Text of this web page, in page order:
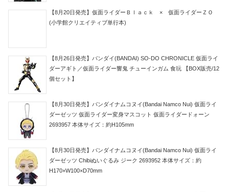
【8月20日発売】仮面ライダーＢｌａｃｋ × 仮面ライダーＺＯ
(小学館クリエイティブ単行本)
【8月26日発売】バンダイ(BANDAI) SO-DO CHRONICLE 仮面ライ
ダーアギト／仮面ライダー響鬼 チューインガム 食玩 【BOX販売/12
個セット】
【8月30日発売】バンダイナムコヌイ(Bandai Namco Nui) 仮面ライ
ダーゼッツ 仮面ライダー変身マスコット 仮面ライダードォーン
2693957 本体サイズ：約H105mm
【8月30日発売】バンダイナムコヌイ(Bandai Namco Nui) 仮面ライ
ダーゼッツ Chibiぬいぐるみ ジーク 2693952 本体サイズ：約
H170×W100×D70mm